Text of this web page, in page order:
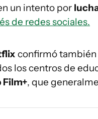
un intento por
de redes sociales.
confirmó
los centros de
, que